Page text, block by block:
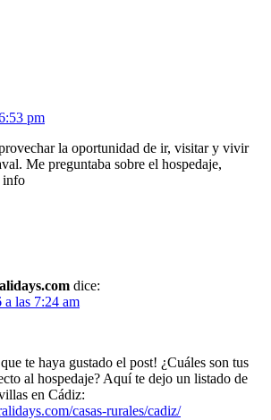
pm
la oportunidad de ir, visitar y vivir
Me preguntaba sobre el hospedaje,
info
dice:
a las 7:24 am
te haya gustado el post! ¿Cuáles son tus
al hospedaje? Aquí te dejo un listado de
en Cádiz:
casas-rurales/cadiz/